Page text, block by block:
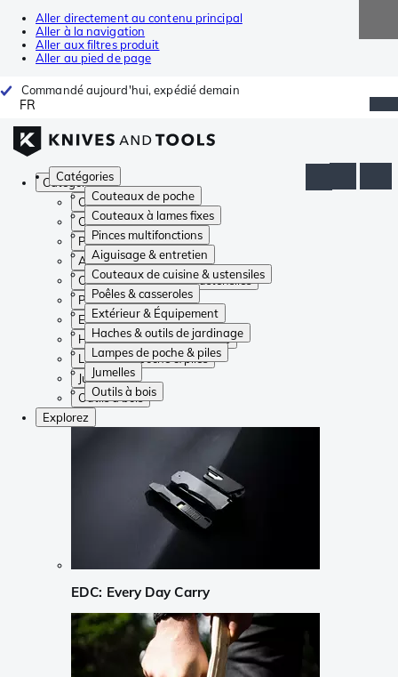
Aller directement au contenu principal
Aller à la navigation
Aller aux filtres produit
Aller au pied de page
Commandé aujourd'hui, expédié demain
FR
Catégories
Couteaux de poche
Couteaux à lames fixes
Pinces multifonctions
Aiguisage & entretien
Couteaux de cuisine & ustensiles
Poêles & casseroles
Extérieur & Équipement
Haches & outils de jardinage
Lampes de poche & piles
Jumelles
Outils à bois
Catégories
Couteaux de poche
Couteaux à lames fixes
Pinces multifonctions
Aiguisage & entretien
Couteaux de cuisine & ustensiles
Poêles & casseroles
Extérieur & Équipement
Haches & outils de jardinage
Lampes de poche & piles
Jumelles
Outils à bois
Explorez
EDC: Every Day Carry